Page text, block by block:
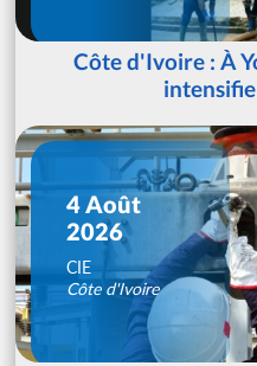
Côte d'Ivoire : À
4 Août
2026
CIE
Côte d'Ivoire